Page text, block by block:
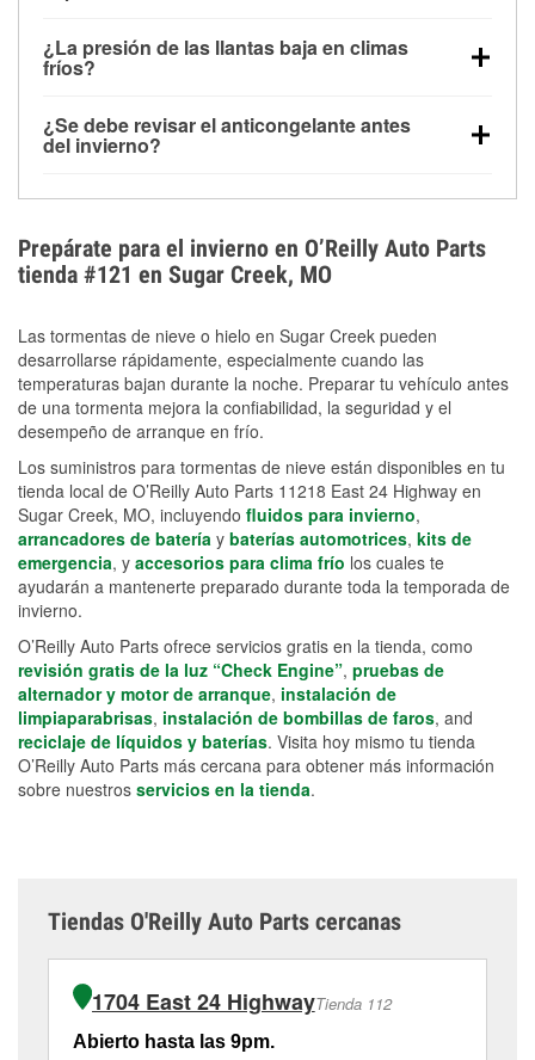
su potencia de arranque cerca de los 0 °F, lo que
arranque.
la congelación y ayuda a disolver la sal y la nieve
derretida en la carretera para mejorar la visibilidad.
¿La presión de las llantas baja en climas
fríos?
alrededor de 1 PSI por cada 10 °F que baja la
temperatura. Puedes obtener más información sobre
¿Se debe revisar el anticongelante antes
del invierno?
el sobrecalentamiento en condiciones de frío
extremo. Aprende cómo comprobar la protección
anticongelante en nuestra sección How-To.
Prepárate para el invierno en O’Reilly Auto Parts
tienda #121 en Sugar Creek, MO
Las tormentas de nieve o hielo en Sugar Creek pueden
desarrollarse rápidamente, especialmente cuando las
temperaturas bajan durante la noche. Preparar tu vehículo antes
de una tormenta mejora la confiabilidad, la seguridad y el
desempeño de arranque en frío.
Los suministros para tormentas de nieve están disponibles en tu
tienda local de O’Reilly Auto Parts 11218 East 24 Highway en
Sugar Creek, MO, incluyendo fluidos para invierno,
arrancadores de batería y baterías automotrices, kits de
emergencia, y accesorios para clima frío los cuales te
ayudarán a mantenerte preparado durante toda la temporada de
invierno.
O’Reilly Auto Parts ofrece servicios gratis en la tienda, como
revisión gratis de la luz “Check Engine”, pruebas de
alternador y motor de arranque, instalación de
limpiaparabrisas, instalación de bombillas de faros, and
reciclaje de líquidos y baterías. Visita hoy mismo tu tienda
O’Reilly Auto Parts más cercana para obtener más información
sobre nuestros servicios en la tienda.
Tiendas O'Reilly Auto Parts cercanas
1704 East 24 HighwayTienda 112
Abierto hasta las 9pm.